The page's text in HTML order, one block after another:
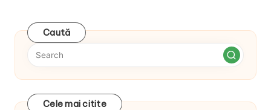
Caută
Cele mai citite